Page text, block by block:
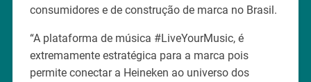
consumidores e de construção de marca no Brasil.
“A plataforma de música #LiveYourMusic, é
extremamente estratégica para a marca pois
permite conectar a Heineken ao universo dos